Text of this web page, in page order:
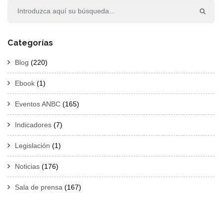
Categorías
Blog (220)
Ebook (1)
Eventos ANBC (165)
Indicadores (7)
Legislación (1)
Noticias (176)
Sala de prensa (167)